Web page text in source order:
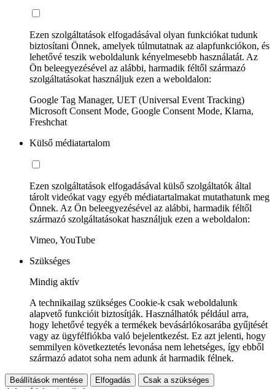
Ezen szolgáltatások elfogadásával olyan funkciókat tudunk
biztosítani Önnek, amelyek túlmutatnak az alapfunkciókon, és
lehetővé teszik weboldalunk kényelmesebb használatát. Az
Ön beleegyezésével az alábbi, harmadik féltől származó
szolgáltatásokat használjuk ezen a weboldalon:
Google Tag Manager, UET (Universal Event Tracking)
Microsoft Consent Mode, Google Consent Mode, Klarna,
Freshchat
Külső médiatartalom
Ezen szolgáltatások elfogadásával külső szolgáltatók által
tárolt videókat vagy egyéb médiatartalmakat mutathatunk meg
Önnek. Az Ön beleegyezésével az alábbi, harmadik féltől
származó szolgáltatásokat használjuk ezen a weboldalon:
Vimeo, YouTube
Szükséges
Mindig aktív
A technikailag szükséges Cookie-k csak weboldalunk
alapvető funkcióit biztosítják. Használhatók például arra,
hogy lehetővé tegyék a termékek bevásárlókosarába gyűjtését
vagy az ügyfélfiókba való bejelentkezést. Ez azt jelenti, hogy
semmilyen következtetés levonása nem lehetséges, így ebből
származó adatot soha nem adunk át harmadik félnek.
Beállítások mentése Elfogadás Csak a szükséges